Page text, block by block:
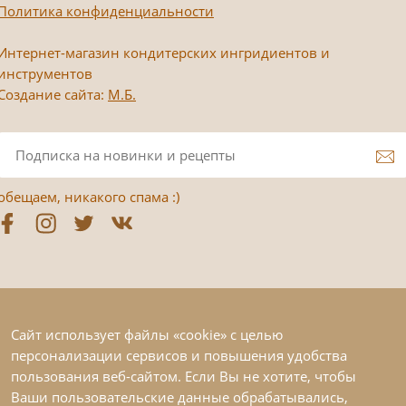
конфиденциальности
магазин кондитерских ингридиентов и
сайта: М.Б.
никакого спама :)
Сайт использует файлы «cookie» с целью
персонализации сервисов и повышения удобства
пользования веб-сайтом. Если Вы не хотите, чтобы
Ваши пользовательские данные обрабатывались,